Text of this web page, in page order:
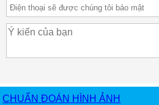
CHUẨN ĐOÁN HÌNH ẢNH